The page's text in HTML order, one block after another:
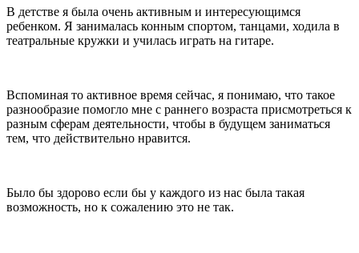
В детстве я была очень активным и интересующимся
ребенком. Я занималась конным спортом, танцами, ходила в
театральные кружки и училась играть на гитаре.
Вспоминая то активное время сейчас, я понимаю, что такое
разнообразие помогло мне с раннего возраста присмотреться к
разным сферам деятельности, чтобы в будущем заниматься
тем, что действительно нравится.
Было бы здорово если бы у каждого из нас была такая
возможность, но к сожалению это не так.